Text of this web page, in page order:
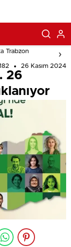
Trabzon
26 Kasım 2024
26